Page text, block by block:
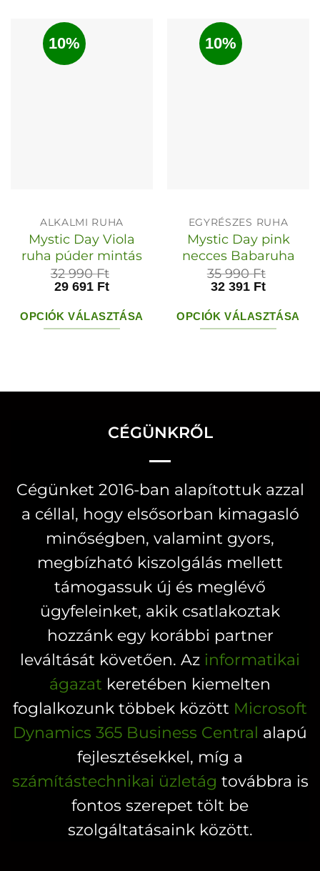
10%
ALKALMI RUHA
Mystic Day Viola
ruha púder mintás
32 990Ft
29 691 Ft
OPCIÓK VÁLASZTÁSA
variációja
változatok
a
termékoldalon
választhatók
ki
10%
EGYRÉSZES RUHA
Mystic Day pink
necces Babaruha
35 990Ft
32 391 Ft
OPCIÓK VÁLASZTÁSA
változatok
választhatók
ki
CÉGÜNKRŐL
Cégünket 2016-ban alapítottuk azzal
a céllal, hogy elsősorban kimagasló
minőségben, valamint gyors,
megbízható kiszolgálás mellett
támogassuk új és meglévő
ügyfeleinket, akik csatlakoztak
hozzánk egy korábbi partner
leváltását követően. Az informatikai
ágazat keretében kiemelten
foglalkozunk többek között Microsoft
Dynamics 365 Business Central alapú
fejlesztésekkel, míg a
számítástechnikai üzletág továbbra is
fontos szerepet tölt be
szolgáltatásaink között.